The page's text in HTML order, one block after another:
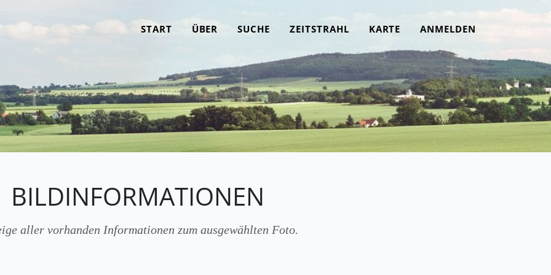
START ÜBER SUCHE ZEITSTRAHL KARTE ANMELDEN
BILDINFORMATIONEN
aller vorhanden Informationen zum ausgewählten Foto.